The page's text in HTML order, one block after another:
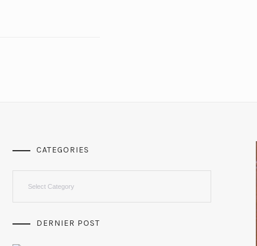
CATEGORIES
DERNIER POST